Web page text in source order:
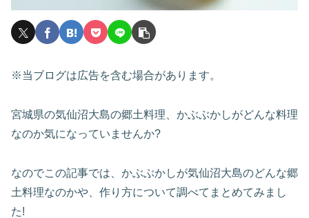
※当ブログは広告を含む場合があります。
宮城県の気仙沼大島の郷土料理、かぶぶかしがどんな料理
なのか気になっていませんか?
なのでこの記事では、かぶぶかしが気仙沼大島のどんな郷
土料理なのかや、作り方について調べてまとめてみまし
た!